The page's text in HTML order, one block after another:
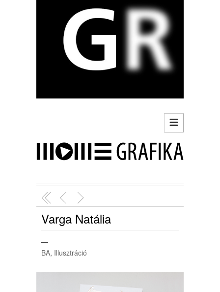
Varga Natália
—
BA, Illusztráció